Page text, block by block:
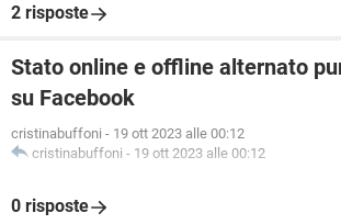
2 risposte
Stato online e offline alternato
su Facebook
cristinabuffoni - 19 ott 2023 alle 00:12
cristinabuffoni - 19 ott 2023 alle 00:12
0 risposte